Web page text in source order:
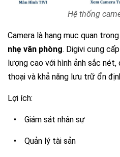
Hệ thống
Camera là hạng mục quan
nhẹ văn phòng. Digivi cung
lượng cao với hình ảnh sắc
thoại và khả năng lưu trữ ổn
Lợi ích:
• Giám sát nhân sự
• Quản lý tài sản